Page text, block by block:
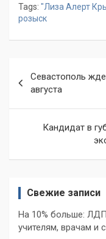
Tags: "Лиза Алерт
розыск
по
записям
Севастополь
августа
Кандидат в
Свежие записи
На 10% больше:
учителям, врачам и